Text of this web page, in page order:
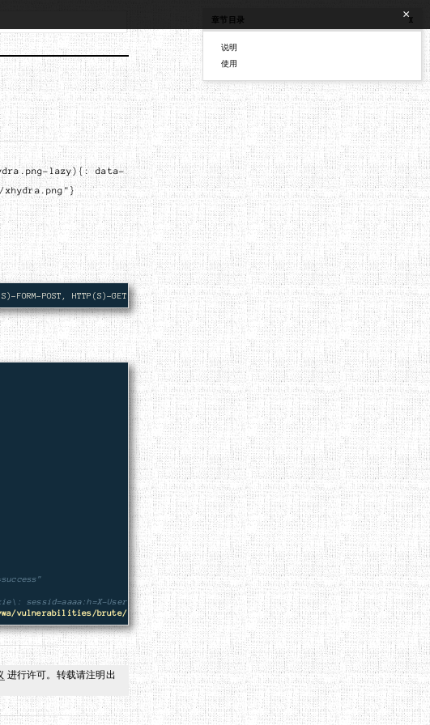
章节目录 X
说明
使用
lazy){: data-
xhydra.png"}
sessid=aaaa:h=X-User\: ^USER^"
vulnerabilities/brute/:username=^USER^&password=^PASS^&Login=Login:F=Username
进行许可。转载请注明出
×